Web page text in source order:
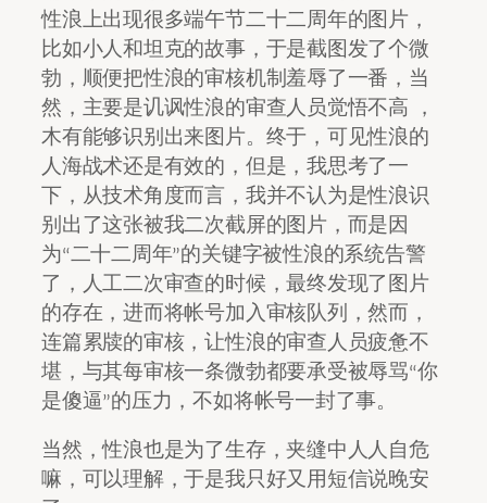
性浪上出现很多端午节二十二周年的图片，
比如小人和坦克的故事，于是截图发了个微
勃，顺便把性浪的审核机制羞辱了一番，当
然，主要是讥讽性浪的审查人员觉悟不高 ，
木有能够识别出来图片。终于，可见性浪的
人海战术还是有效的，但是，我思考了一
下，从技术角度而言，我并不认为是性浪识
别出了这张被我二次截屏的图片，而是因
为“二十二周年”的关键字被性浪的系统告警
了，人工二次审查的时候，最终发现了图片
的存在，进而将帐号加入审核队列，然而，
连篇累牍的审核，让性浪的审查人员疲惫不
堪，与其每审核一条微勃都要承受被辱骂“你
是傻逼”的压力，不如将帐号一封了事。
当然，性浪也是为了生存，夹缝中人人自危
嘛，可以理解，于是我只好又用短信说晚安